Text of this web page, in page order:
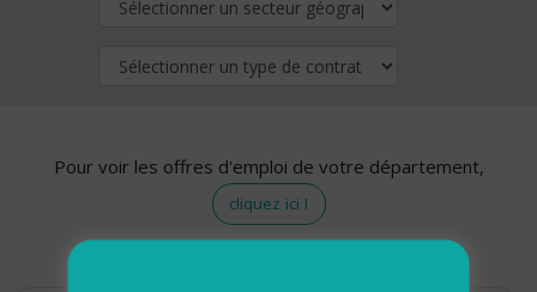
Pour voir les offres d'emploi de votre département,
cliquez ici !